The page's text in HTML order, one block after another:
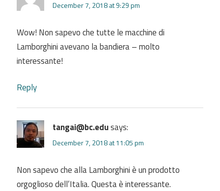
December 7, 2018 at 9:29 pm
Wow! Non sapevo che tutte le macchine di
Lamborghini avevano la bandiera – molto
interessante!
Reply
tangai@bc.edusays:
December 7, 2018 at 11:05 pm
Non sapevo che alla Lamborghini è un prodotto
orgoglioso dell’Italia. Questa è interessante.